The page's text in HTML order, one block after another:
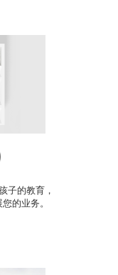
子的教育，
的业务。